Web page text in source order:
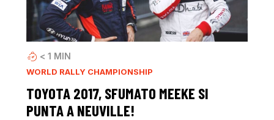
< 1 MIN
WORLD RALLY CHAMPIONSHIP
TOYOTA 2017, SFUMATO MEEKE SI
PUNTA A NEUVILLE!